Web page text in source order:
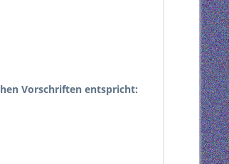
Vorschriften entspricht: